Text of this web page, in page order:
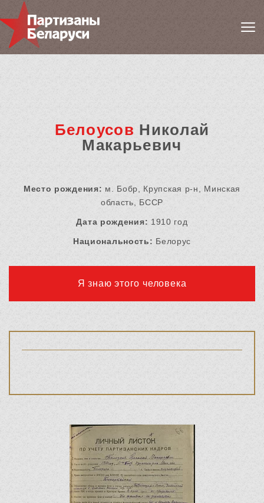
Белоусов Николай
Макарьевич
Место рождения: м. Бобр, Крупская р-н, Минская
область, БССР
Дата рождения: 1910 год
Национальность: Белорус
Я знаю этого человека